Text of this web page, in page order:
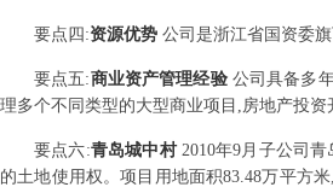
要点 四 :资源优势 公司是浙江省国资委
要点五:商业资产管理经验 公司具备多
理多个不同类型的大型商业项目,房地产投
要点六:青岛城中村 2010年9月子公司
的土地使用权。项目用地面积83.48万平方